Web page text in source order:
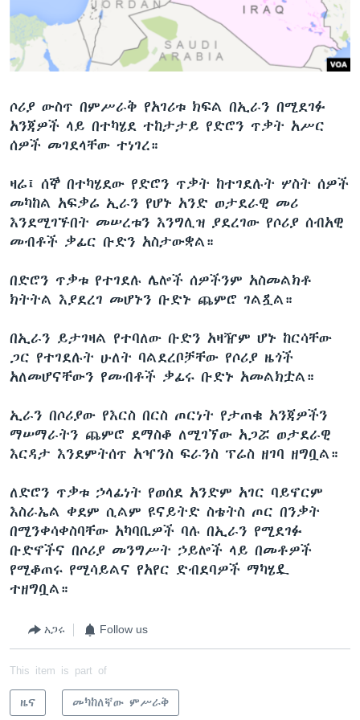
ቋንቋዎች
ሶሪያ ውስጥ በምሥራቅ የአገሪቱ ክፍል በኢራን በሚደገፉ
አንጃዎች ላይ በተካሄደ ተከታታይ የድሮን ጥቃት አሥር
ሰዎች መገደላቸው ተነገረ።
ዛሬ፤ ሰኞ በተካሄደው የድሮን ጥቃት ከተገደሉት ሦስት ሰዎች
መካከል አፍቃሬ ኢራን የሆኑ አንድ ወታደራዊ መሪ
እንደሚገኙበት መሠረቱን እንግሊዝ ያደረገው የሶሪያ ሰብአዊ
መብቶች ቃፊር ቡድን አስታውቋል።
በድሮን ጥቃቱ የተገደሉ ሌሎች ሰዎችንም አስመልክቶ
ክትትል እያደረገ መሆኑን ቡድኑ ጨምሮ ገልጿል።
በኢራን ይታገዛል የተባለው ቡድን አዛዥም ሆኑ ከርሳቸው
ጋር የተገደሉት ሁለት ባልደረቦቻቸው የሶሪያ ዜጎች
አለመሆናቸውን የመብቶች ቃፊሩ ቡድኑ አመልክቷል።
ኢራን በሶሪያው የእርስ በርስ ጦርነት የታጠቁ አንጃዎችን
ማሠማራትን ጨምሮ ደማስቆ ለሚገኘው አጋሯ ወታደራዊ
እርዳታ እንደምትሰጥ አዣንስ ፍራንስ ፕሬስ ዘገባ ዘግቧል።
ለድሮን ጥቃቱ ኃላፊነት የወሰደ አንድም አገር ባይኖርም
እስራኤል ቀደም ሲልም ዩናይትድ ስቴትስ ጦር በንቃት
በሚንቀሳቀስባቸው አካባቢዎች ባሉ በኢራን የሚደገፉ
ቡድኖችና በሶሪያ መንግሥት ኃይሎች ላይ በመቶዎች
የሚቆጠሩ የሚሳይልና የአየር ድብደባዎች ማካሄዷ
ተዘግቧል።
አጋሩ Follow us
This item is part of
ዜና መካከለኛው ምሥራቅ